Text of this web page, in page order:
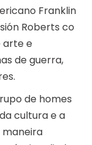
Franklin
Roberts co
arte e
de guerra,
de homes
cultura e a
maneira